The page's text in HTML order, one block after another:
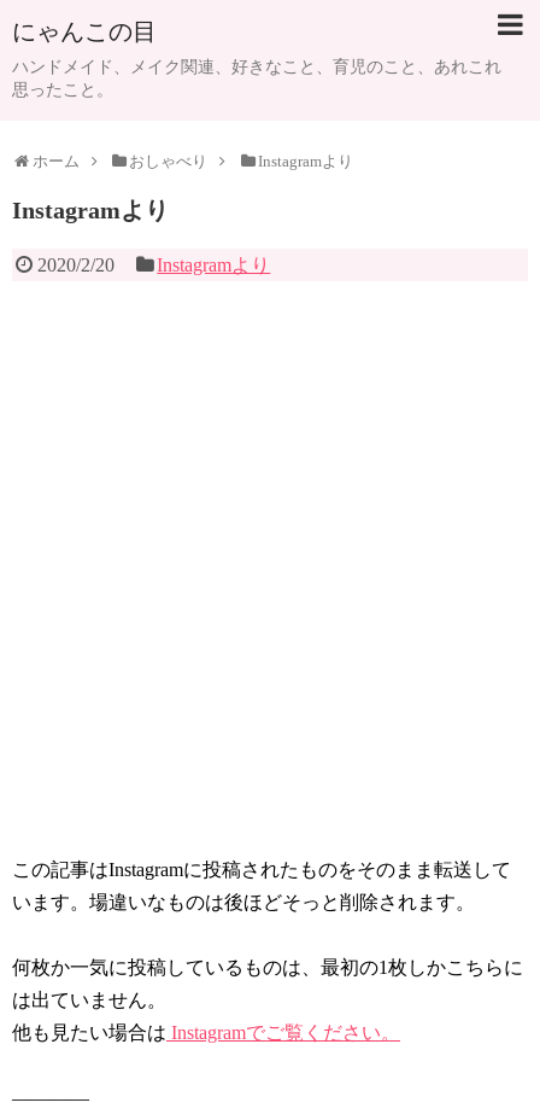
にゃんこの目
ハンドメイド、メイク関連、好きなこと、育児のこと、あれこれ
思ったこと。
ホーム おしゃべり Instagramより
Instagramより
2020/2/20 Instagramより
この記事はInstagramに投稿されたものをそのまま転送して
います。場違いなものは後ほどそっと削除されます。
何枚か一気に投稿しているものは、最初の1枚しかこちらに
は出ていません。
他も見たい場合は Instagramでご覧ください。
————